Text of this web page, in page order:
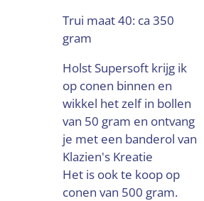
Trui maat 40: ca 350
gram
Holst Supersoft krijg ik
op conen binnen en
wikkel het zelf in bollen
van 50 gram en ontvang
je met een banderol van
Klazien's Kreatie
Het is ook te koop op
conen van 500 gram.